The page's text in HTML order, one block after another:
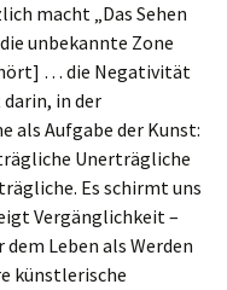
macht „Das Sehen
unbekannte Zone
… die Negativität
in der
als Aufgabe der Kunst:
Unerträgliche
Es schirmt uns
Vergänglichkeit –
Leben als Werden
künstlerische